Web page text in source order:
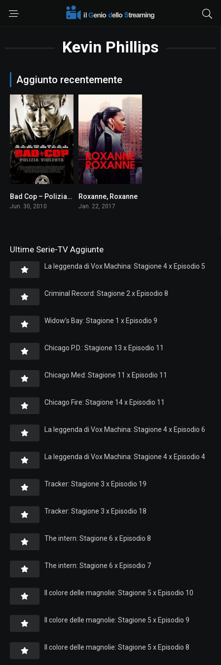
Kevin Phillips
Aggiunto recentemente
6.2Bad Cop – Polizia violenta
Jun. 30, 2010
6.2
Roxanne, Roxanne
Jan. 22, 2017
Ultime Serie-TV Aggiunte
La leggenda di Vox Machina: Stagione 4 x Episodio 5
Criminal Record: Stagione 2 x Episodio 8
Widow’s Bay: Stagione 1 x Episodio 9
Chicago P.D.: Stagione 13 x Episodio 11
Chicago Med: Stagione 11 x Episodio 11
Chicago Fire: Stagione 14 x Episodio 11
La leggenda di Vox Machina: Stagione 4 x Episodio 6
La leggenda di Vox Machina: Stagione 4 x Episodio 4
Tracker: Stagione 3 x Episodio 19
Tracker: Stagione 3 x Episodio 18
The intern: Stagione 6 x Episodio 8
The intern: Stagione 6 x Episodio 7
Il colore delle magnolie: Stagione 5 x Episodio 10
Il colore delle magnolie: Stagione 5 x Episodio 9
Il colore delle magnolie: Stagione 5 x Episodio 8